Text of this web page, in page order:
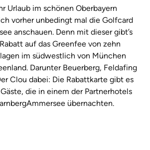
Urlaub im schönen Oberbayern
vorher unbedingt mal die Golfcard
anschauen. Denn mit dieser gibt’s
auf das Greenfee von zehn
im südwestlich von München
Darunter Beuerberg, Feldafing
Clou dabei: Die Rabattkarte gibt es
die in einem der Partnerhotels
übernachten.